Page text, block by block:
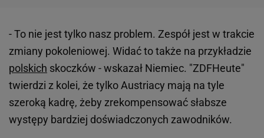
- To nie jest tylko nasz problem. Zespół jest w trakcie
zmiany pokoleniowej. Widać to także na przykładzie
polskich skoczków - wskazał Niemiec. "ZDFHeute"
twierdzi z kolei, że tylko Austriacy mają na tyle
szeroką kadrę, żeby zrekompensować słabsze
występy bardziej doświadczonych zawodników.